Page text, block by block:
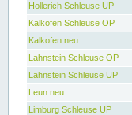
Hollerich Schleuse UP
Kalkofen Schleuse OP
Kalkofen neu
Lahnstein Schleuse OP
Lahnstein Schleuse UP
Leun neu
Limburg Schleuse UP